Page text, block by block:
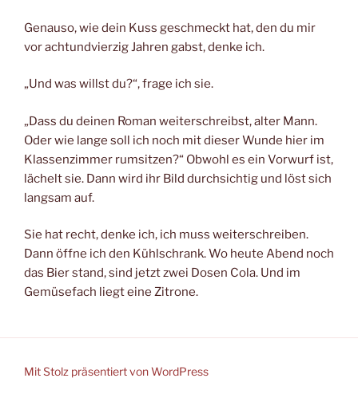
Genauso, wie dein Kuss geschmeckt hat, den du mir
vor achtundvierzig Jahren gabst, denke ich.
„Und was willst du?“, frage ich sie.
„Dass du deinen Roman weiterschreibst, alter Mann.
Oder wie lange soll ich noch mit dieser Wunde hier im
Klassenzimmer rumsitzen?“ Obwohl es ein Vorwurf ist,
lächelt sie. Dann wird ihr Bild durchsichtig und löst sich
langsam auf.
Sie hat recht, denke ich, ich muss weiterschreiben.
Dann öffne ich den Kühlschrank. Wo heute Abend noch
das Bier stand, sind jetzt zwei Dosen Cola. Und im
Gemüsefach liegt eine Zitrone.
Mit Stolz präsentiert von WordPress